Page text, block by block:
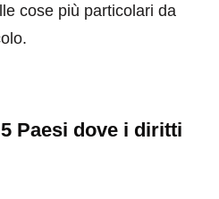
cose più particolari da
Paesi dove i diritti